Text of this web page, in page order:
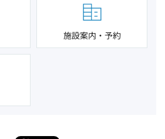
施設案内・予約